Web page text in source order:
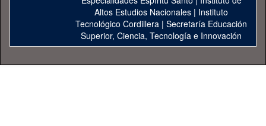
Altos Estudios Nacionales | Instituto
Tecnológico Cordillera | Secretaría Educación
Superior, Ciencia, Tecnología e Innovación